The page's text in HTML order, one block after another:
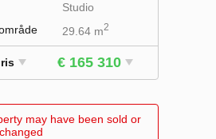
Studio
29.64 m2
€ 165 310
may have been sold or